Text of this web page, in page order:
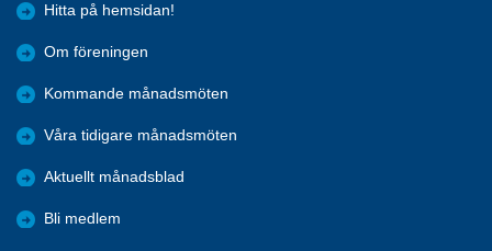
Hitta på hemsidan!
Om föreningen
Kommande månadsmöten
Våra tidigare månadsmöten
Aktuellt månadsblad
Bli medlem